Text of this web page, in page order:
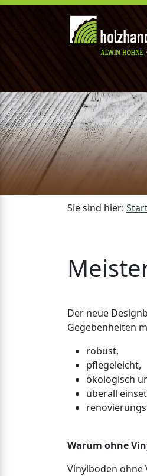
Sie sind hier:
Der neue
Gegebenheiten
robust,
pflegeleicht,
ökologisch
überall
Warum ohne
Vinylboden ohne